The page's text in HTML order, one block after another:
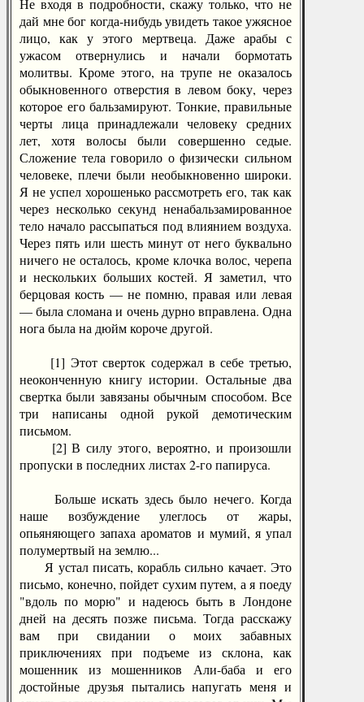
Не входя в подробности, скажу только, что не
дай мне бог когда-нибудь увидеть такое ужясное
лицо, как у этого мертвеца. Даже арабы с
ужасом отвернулись и начали бормотать
молитвы. Кроме этого, на трупе не оказалось
обыкновенного отверстия в левом боку, через
которое его бальзамируют. Тонкие, правильные
черты лица принадлежали человеку средних
лет, хотя волосы были совершенно седые.
Сложение тела говорило о физически сильном
человеке, плечи были необыкновенно широки.
Я не успел хорошенько рассмотреть его, так как
через несколько секунд ненабальзамированное
тело начало рассыпаться под влиянием воздуха.
Через пять или шесть минут от него буквально
ничего не осталось, кроме клочка волос, черепа
и нескольких больших костей. Я заметил, что
берцовая кость — не помню, правая или левая
— была сломана и очень дурно вправлена. Одна
нога была на дюйм короче другой.
[1] Этот сверток содержал в себе третью,
неоконченную книгу истории. Остальные два
свертка были завязаны обычным способом. Все
три написаны одной рукой демотическим
письмом.
[2] В силу этого, вероятно, и произошли
пропуски в последних листах 2-го папируса.
Больше искать здесь было нечего. Когда
наше возбуждение улеглось от жары,
опьяняющего запаха ароматов и мумий, я упал
полумертвый на землю...
Я устал писать, корабль сильно качает. Это
письмо, конечно, пойдет сухим путем, а я поеду
"вдоль по морю" и надеюсь быть в Лондоне
дней на десять позже письма. Тогда расскажу
вам при свидании о моих забавных
приключениях при подъеме из склона, как
мошенник из мошенников Али-баба и его
достойные друзья пытались напугать меня и